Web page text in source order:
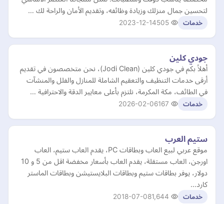
لتحسين جمال منزلك وزيادة وظائفه، وتقديم الأمان والراحة لك …
خدمات 2023-12-14
جودي كلين
أهلاً بكم في جودي كلين (Jodi Clean)، نحن متخصصون في تقديم
أرقى خدمات التنظيف والتعقيم الشاملة للمنازل والفلل والمنشآت
في الطائف، مكة المكرمة، نلتزم بأعلى معايير الدقة والاحترافية …
خدمات 2026-02-06
ستيم العرب
موقع عربي لبيع العاب وبطاقات PC، يقدم العاب ستيم، العاب
اورجن، العاب مستقلة، يقدم العاب بأسعار مخفضة اقل من 5 و 10
دولار، يوفر بطاقات ستيم وبطاقات البلايستيشن وبطاقات الماستر
كارد…
خدمات 2018-07-08